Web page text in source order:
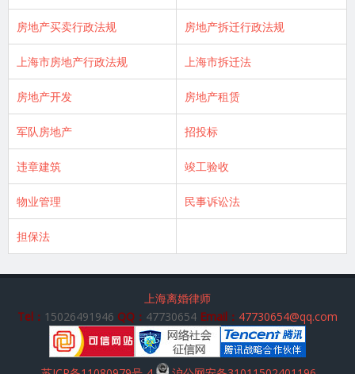
房地产买卖行政法规 房地产拆迁行政法规
上海市房地产行政法规 上海市拆迁法
房地产开发 房地产租赁
军队房地产 招投标
违章建筑 竣工验收
物业管理 民事诉讼法
担保法
上海离婚律师
Tel： 15026491946 QQ： 47730654 Email： 47730654@qq.com